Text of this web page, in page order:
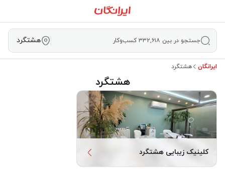
جستجو در بین ۳۳۲,۶۱۸ کسب‌وکار هشتگرد
ایرانگان هشتگرد
هشتگرد
کلینیک زیبایی هشتگرد